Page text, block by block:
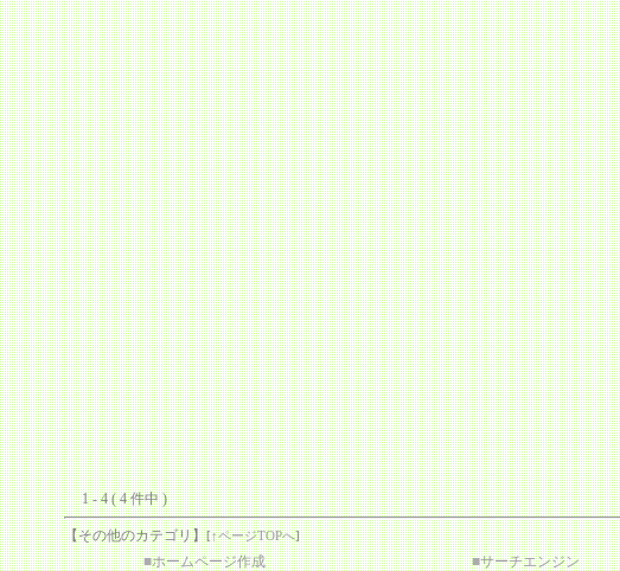
1 - 4 ( 4 件中 )
【その他のカテゴリ】[↑ページTOPへ]
■ホームページ作成 ■サーチエンジン